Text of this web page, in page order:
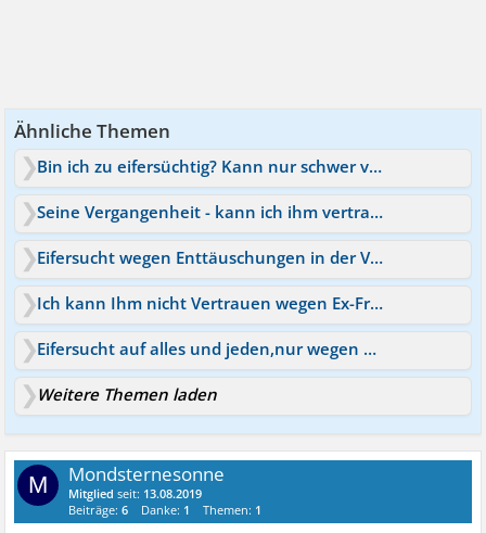
Ähnliche Themen
Bin ich zu eifersüchtig? Kann nur schwer vertrauen
Seine Vergangenheit - kann ich ihm vertrauen?!
Eifersucht wegen Enttäuschungen in der Vergangenheit
Ich kann Ihm nicht Vertrauen wegen Ex-Freundin
Eifersucht auf alles und jeden,nur wegen den "Filmen&qu
Weitere Themen laden
M Mondsternesonne
Mitglied seit: 13.08.2019
Beiträge:6 Danke: 1 Themen: 1